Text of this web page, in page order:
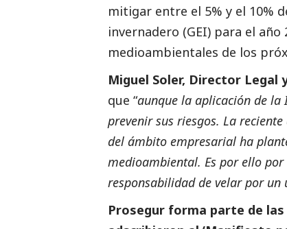
mitigar entre el 5% y el 10%
invernadero (GEI) para el
medioambientales de los
Miguel Soler, Director Legal
que “aunque la aplicación de la
prevenir sus riesgos. La
del ámbito empresarial ha
medioambiental. Es por ello
responsabilidad de velar por un
Prosegur forma parte de las